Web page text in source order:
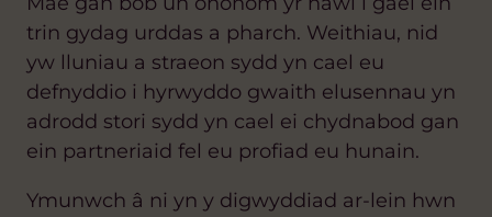
trin gydag urddas a pharch. Weithiau, nid
yw lluniau a straeon sydd yn cael eu
defnyddio i hyrwyddo gwaith elusennau yn
adrodd stori sydd yn cael ei chydnabod gan
ein partneriaid fel eu profiad eu hunain.
Ymunwch â ni yn y digwyddiad ar-lein hwn